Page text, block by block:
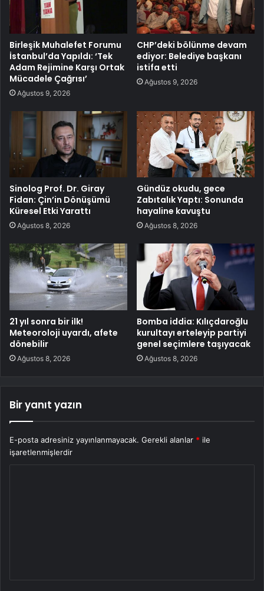
Birleşik Muhalefet Forumu
İstanbul’da Yapıldı: ‘Tek
Adam Rejimine Karşı Ortak
Mücadele Çağrısı’
Ağustos 9, 2026
CHP’deki bölünme devam
ediyor: Belediye başkanı
istifa etti
Ağustos 9, 2026
Sinolog Prof. Dr. Giray
Fidan: Çin’in Dönüşümü
Küresel Etki Yarattı
Ağustos 8, 2026
Gündüz okudu, gece
Zabıtalık Yaptı: Sonunda
hayaline kavuştu
Ağustos 8, 2026
21 yıl sonra bir ilk!
Meteoroloji uyardı, afete
dönebilir
Ağustos 8, 2026
Bomba iddia: Kılıçdaroğlu
kurultayı erteleyip partiyi
genel seçimlere taşıyacak
Ağustos 8, 2026
Bir yanıt yazın
E-posta adresiniz yayınlanmayacak. Gerekli alanlar * ile
işaretlenmişlerdir